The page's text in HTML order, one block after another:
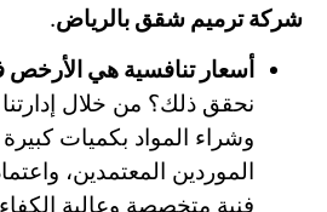
شركة ترميم شقق بالرياض.
أسعار تنافسية هي
نحقق ذلك؟ من خلال إدارتنا
وشراء المواد بكميات
الموردين المعتمدين،
فنية متخصصة وعالية